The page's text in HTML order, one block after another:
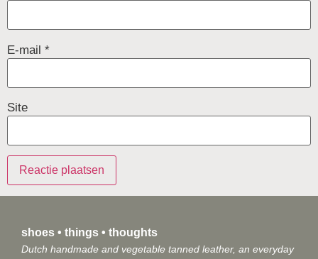
E-mail *
Site
shoes • things • thoughts
Dutch handmade and vegetable tanned leather, an everyday